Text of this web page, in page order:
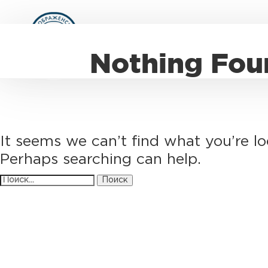
Nothing
It seems we can’t find what you’re
Perhaps searching can help.
Найти: